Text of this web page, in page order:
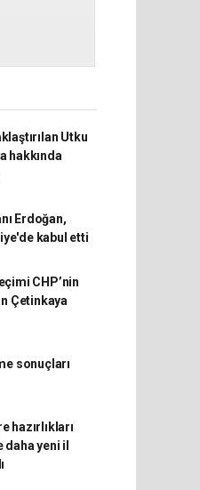
Utku
hakkında
Erdoğan,
kabul etti
CHP’nin
Çetinkaya
sonuçları
hazırlıkları
daha yeni il